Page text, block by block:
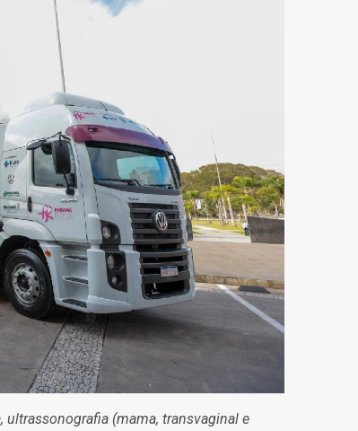
ultrassonografia (mama, transvaginal e